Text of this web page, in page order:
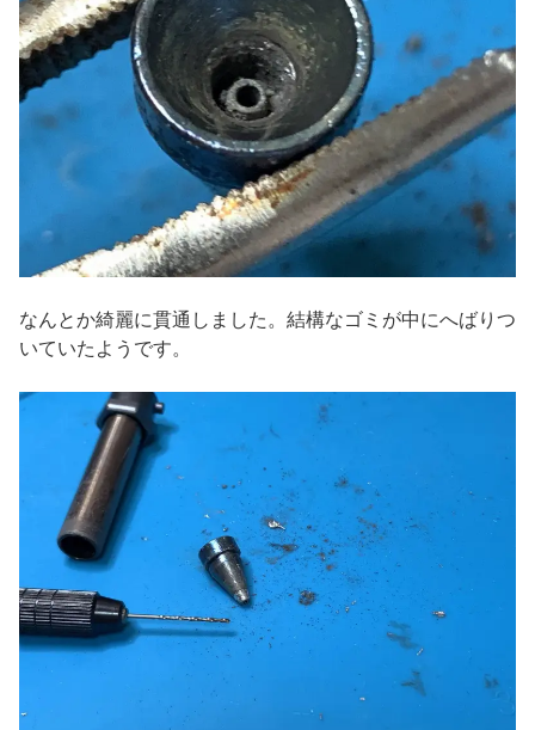
なんとか綺麗に貫通しました。結構なゴミが中にへばりつ
いていたようです。